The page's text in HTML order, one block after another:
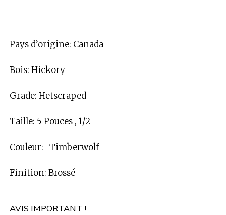
Pays d’origine: Canada
Bois: Hickory
Grade: Hetscraped
Taille: 5 Pouces , 1/2
Couleur: Timberwolf
Finition: Brossé
AVIS IMPORTANT !